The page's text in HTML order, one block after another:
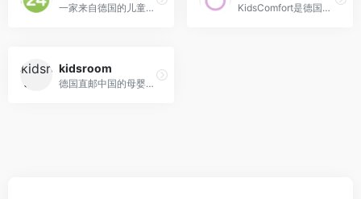
一家来自德国的儿童用品商城，主营童车、儿童用椅、服饰等商品。商城支持PayPal支付。 KidsComfort是德国最大的婴儿用品网上商店之一，其产品包括有童装、童车、汽车安全座椅、儿童房
kidsroom
德国直邮中国的母婴用品网店,为您提供欧洲品质的儿童汽车安全座椅,婴儿推车,母婴用品及婴幼儿辅食奶粉